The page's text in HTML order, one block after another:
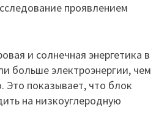
проявлением
и солнечная энергетика в
больше электроэнергии, чем
Это показывает, что блок
на низкоуглеродную